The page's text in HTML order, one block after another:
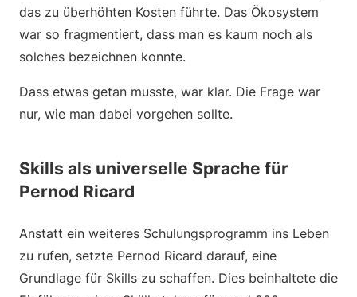
das zu überhöhten Kosten führte. Das Ökosystem
war so fragmentiert, dass man es kaum noch als
solches bezeichnen konnte.
Dass etwas getan musste, war klar. Die Frage war
nur, wie man dabei vorgehen sollte.
Skills als universelle Sprache für
Pernod Ricard
Anstatt ein weiteres Schulungsprogramm ins Leben
zu rufen, setzte Pernod Ricard darauf, eine
Grundlage für Skills zu schaffen. Dies beinhaltete die